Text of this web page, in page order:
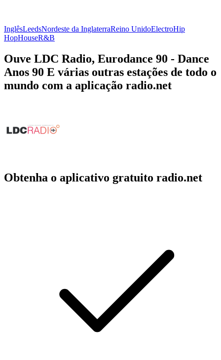
InglêsLeedsNordeste da InglaterraReino UnidoElectroHip
HopHouseR&B
Ouve LDC Radio, Eurodance 90 - Dance
Anos 90 E várias outras estações de todo o
mundo com a aplicação radio.net
Obtenha o aplicativo gratuito radio.net